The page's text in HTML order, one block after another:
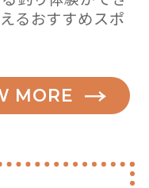
るおすすめスポ
MORE